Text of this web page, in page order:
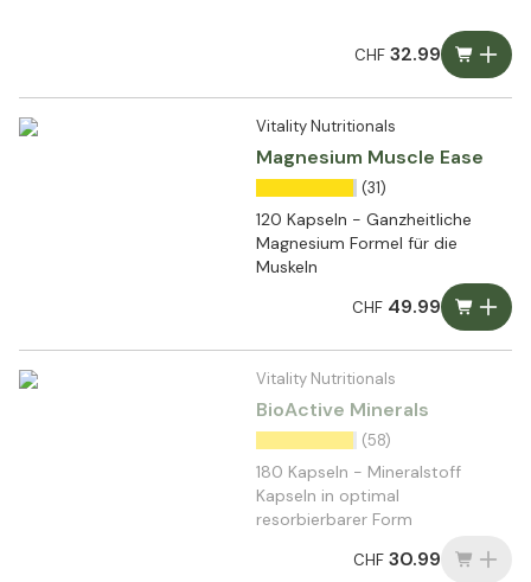
CHF32.99
Vitality Nutritionals
Magnesium Muscle Ease
(31)
120 Kapseln - Ganzheitliche
Magnesium Formel für die
Muskeln
CHF49.99
Vitality Nutritionals
BioActive Minerals
(58)
180 Kapseln - Mineralstoff
Kapseln in optimal
resorbierbarer Form
CHF30.99